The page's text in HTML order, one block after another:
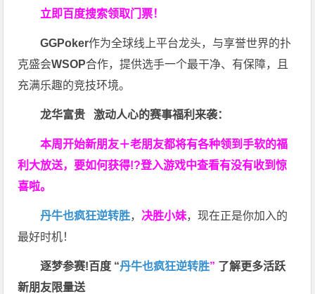
立即百度搜索领取门票！
GGPoker作为全球线上平台龙头，与享誉世界的扑
克盛会WSOP合作，提供选手一个最干净、有保障，且
充满乐趣的竞技环境。
龙华富贵 激动人心的赛事福利来袭：
本周开始新朋友＋老朋友都将有各种领到手软的福
利大放送，要如何获得!?登入游戏中查看有没有收到惊
喜啦。
丹牛也疯狂逆转胜， 决胜小妹，现在正是你加入的
最好时机！
逐梦参赛!百度 “丹牛也疯狂逆转胜” 了解更多活跃
新朋友限量送